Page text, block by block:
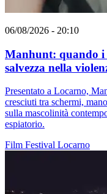
06/08/2026 - 20:10
Manhunt: quando i
salvezza nella
Presentato a Locarno,
cresciuti tra schermi,
sulla mascolinità
espiatorio.
Film Festival Locarno